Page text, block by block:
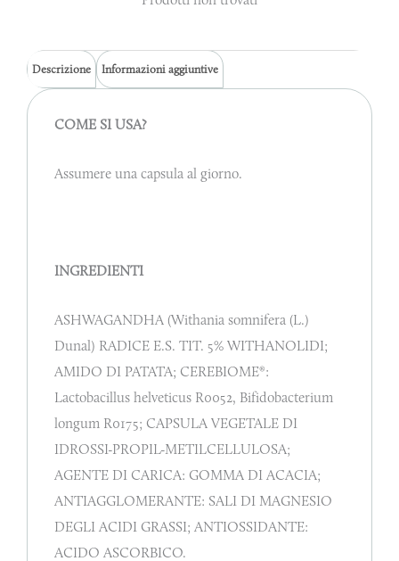
Descrizione Informazioni aggiuntive
COME SI USA?
Assumere una capsula al giorno.
INGREDIENTI
ASHWAGANDHA (Withania somnifera (L.)
Dunal) RADICE E.S. TIT. 5% WITHANOLIDI;
AMIDO DI PATATA; CEREBIOME®:
Lactobacillus helveticus R0052, Bifidobacterium
longum R0175; CAPSULA VEGETALE DI
IDROSSI-PROPIL-METILCELLULOSA;
AGENTE DI CARICA: GOMMA DI ACACIA;
ANTIAGGLOMERANTE: SALI DI MAGNESIO
DEGLI ACIDI GRASSI; ANTIOSSIDANTE:
ACIDO ASCORBICO.